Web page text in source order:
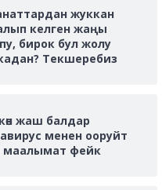
жуккан
алып келген жаңы
бирок бул жолу
Текшеребиз
жаш балдар
менен ооруйт
маалымат фейк